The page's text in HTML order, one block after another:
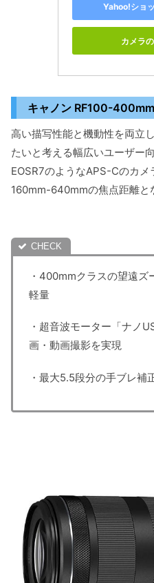
Yahoo!ショ
カメラ
キャノン RF100-
高い描写性能と機動性を両立
たいと考える幅広いユーザー
EOSR7のようなAPS-Cのカ
160mm-640mmの焦点距離と
・400mmクラスの望遠ズ
軽量
・超音波モーター「ナノ
画・動画撮影を実現
・最大5.5段分の手ブレ補